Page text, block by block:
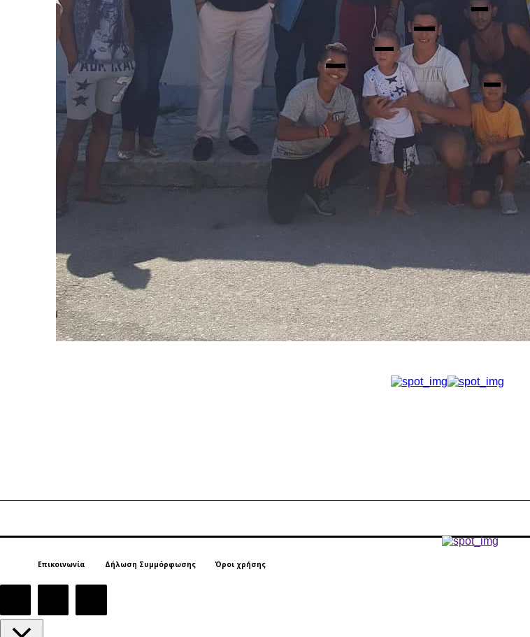
Επικοινωνία Δήλωση Συμμόρφωσης Όροι χρήσης